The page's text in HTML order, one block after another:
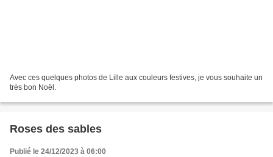
Avec ces quelques photos de Lille aux couleurs festives, je vous souhaite un
très bon Noël.
Roses des sables
Publié le 24/12/2023 à 06:00